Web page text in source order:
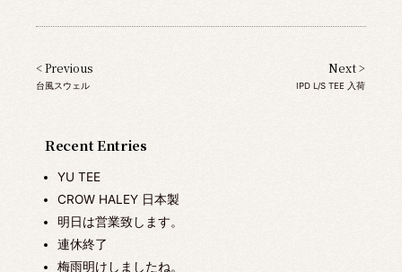
Recent Entries
YU TEE
CROW HALEY 日本製
明日は営業致します。
連休終了
梅雨明けしましたね。
< Previous
台風スウェル
Next >
IPD L/S TEE 入荷